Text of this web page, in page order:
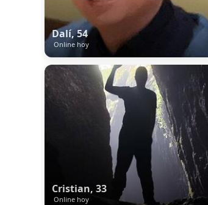
Dalí, 54
Online hoy
Cristian, 33
Online hoy